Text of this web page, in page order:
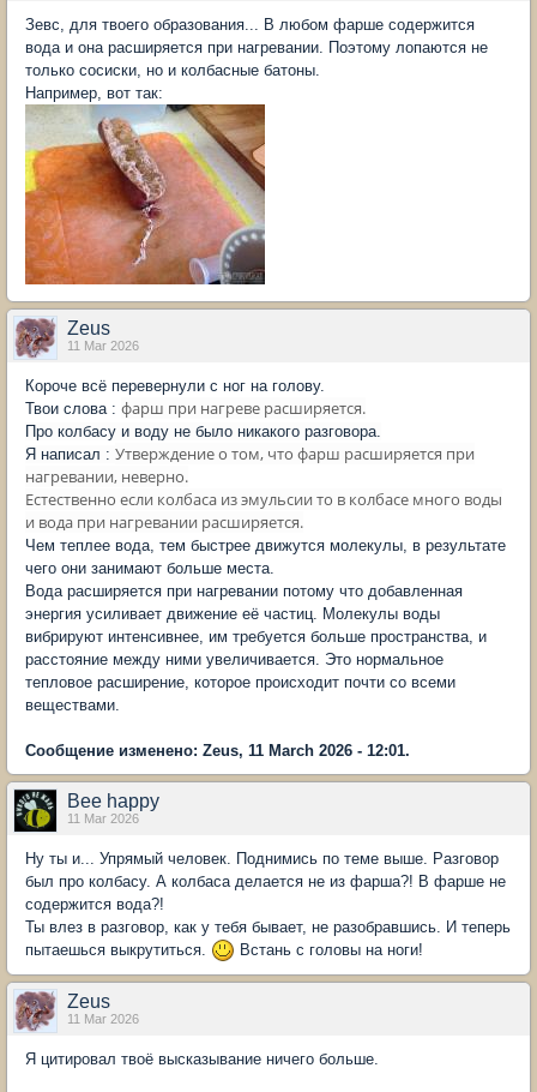
Зевс, для твоего образования... В любом фарше содержится
вода и она расширяется при нагревании. Поэтому лопаются не
только сосиски, но и колбасные батоны.
Например, вот так:
Zeus
11 Mar 2026
Короче всё перевернули с ног на голову.
Твои слова : фарш при нагреве расширяется.
Про колбасу и воду не было никакого разговора.
Я написал : Утверждение о том, что фарш расширяется при
нагревании, неверно.
Естественно если колбаса из эмульсии то в колбасе много воды
и вода при нагревании расширяется.
Чем теплее вода, тем быстрее движутся молекулы, в результате
чего они занимают больше места.
Вода расширяется при нагревании потому что добавленная
энергия усиливает движение её частиц. Молекулы воды
вибрируют интенсивнее, им требуется больше пространства, и
расстояние между ними увеличивается. Это нормальное
тепловое расширение, которое происходит почти со всеми
веществами.
Сообщение изменено: Zeus, 11 March 2026 - 12:01.
Bee happy
11 Mar 2026
Ну ты и... Упрямый человек. Поднимись по теме выше. Разговор
был про колбасу. А колбаса делается не из фарша?! В фарше не
содержится вода?!
Ты влез в разговор, как у тебя бывает, не разобравшись. И теперь
пытаешься выкрутиться.
Встань с головы на ноги!
Zeus
11 Mar 2026
Я цитировал твоё высказывание ничего больше.